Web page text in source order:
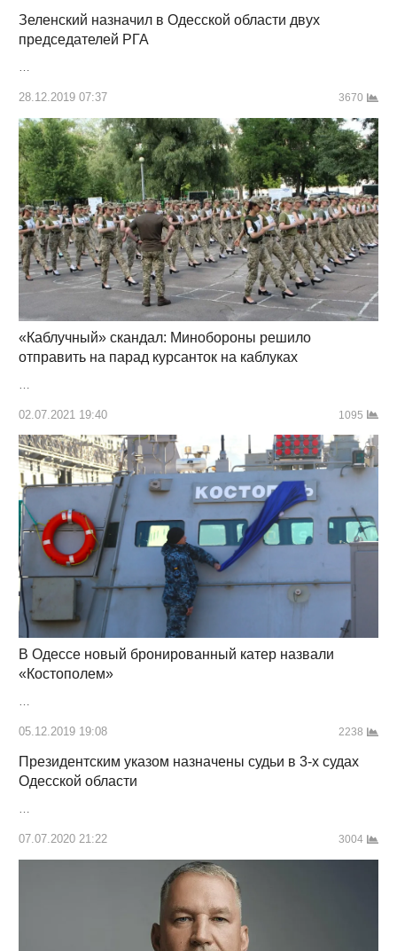
Зеленский назначил в Одесской области двух
председателей РГА
…
28.12.2019 07:37 3670
«Каблучный» скандал: Минобороны решило
отправить на парад курсанток на каблуках
02.07.2021 19:40 1095
В Одессе новый бронированный катер назвали
«Костополем»
05.12.2019 19:08 2238
Президентским указом назначены судьи в 3-х судах
Одесской области
07.07.2020 21:22 3004